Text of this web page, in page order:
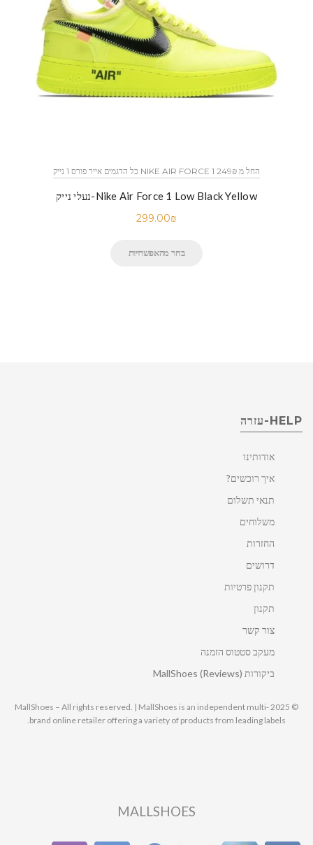
כל הדגמים אייר פורס 1 נייק NIKE AIR FORCE 1 החל מ 249₪
נעלי נייק-Nike Air Force 1 Low Black Yellow
299.00₪
בחר מהאפשרויות
HELP-עזרה
אודותינו
איך רוכשים?
תנאי תשלום
משלוחים
החזרות
דרושים
תקנון פרטיות
תקנון
צור קשר
מעקב סטטוס הזמנה
ביקורות MallShoes (Reviews)
© 2025 MallShoes – All rights reserved. | MallShoes is an independent multi-
brand online retailer offering a variety of products from leading labels.
MALLSHOES